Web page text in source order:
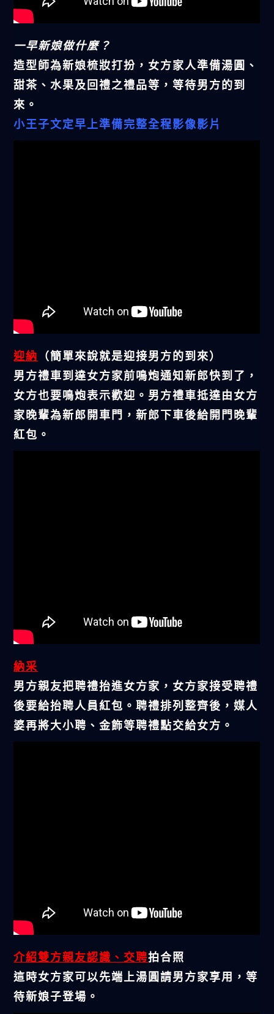
一早新娘做什麼？
造型師為新娘梳妝打扮，女方家人準備湯圓、
甜茶、水果及回禮之禮品等，等待男方的到
來。
小王子文定早上準備完整全程影像影片
迎納
（簡單來說就是迎接男方的到來）
男方禮車到達女方家前鳴炮通知新郎快到了，
女方也要鳴炮表示歡迎。男方禮車抵達由女方
家晚輩為新郎開車門，新郎下車後給開門晚輩
紅包。
納采
男方親友把聘禮抬進女方家，女方家接受聘禮
後要給抬聘人員紅包。聘禮排列整齊後，媒人
婆再將大小聘、金飾等聘禮點交給女方。
介紹雙方親友認識、交聘拍合照
這時女方家可以先端上湯圓請男方家享用，等
待新娘子登場。